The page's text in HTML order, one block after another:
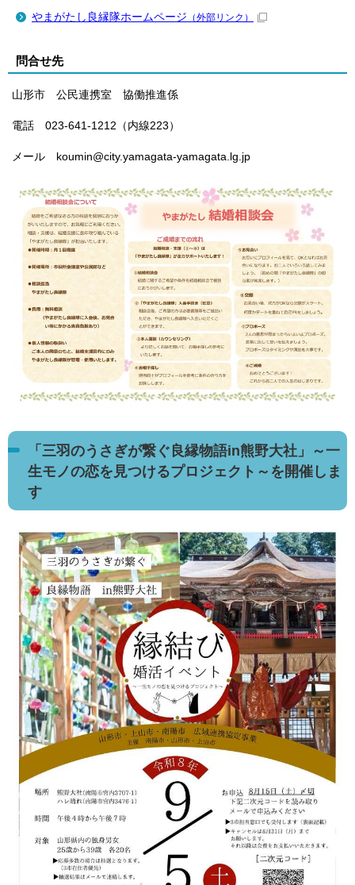
やまがたし良縁隊ホームページ （外部リンク）
問合せ先
山形市 公民連携室 協働推進係
電話 023-641-1212（内線223）
メール koumin@city.yamagata-yamagata.lg.jp
「三羽のうさぎが繋ぐ良縁物語in熊野大社」～一
生モノの恋を見つけるプロジェクト～を開催しま
す